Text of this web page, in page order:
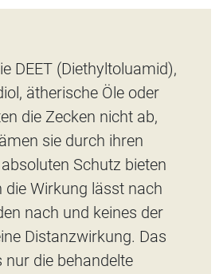
DEET (Diethyltoluamid),
ätherische Öle oder
die Zecken nicht ab,
sie durch ihren
Schutz bieten
die Wirkung lässt nach
nach und keines der
Distanzwirkung. Das
nur die behandelte